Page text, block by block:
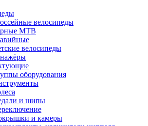
велосипеды
МTB
велосипеды
оборудования
и шипы
и камеры